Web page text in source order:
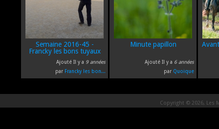
Semaine 2016-45 -
Francky les bons tuyaux
Ajouté Il y a 9 années
par Francky les bon...
Minute papillon
Ajouté Il y a 6 années
par Quoique
Copyright © 2026, Les